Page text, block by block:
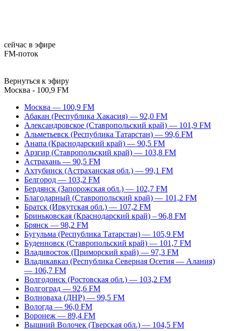
сейчас в эфире
FM-поток
Вернуться к эфиру
Москва - 100,9 FM
Москва — 100,9 FM
Абакан (Республика Хакасия) — 92,0 FM
Александровское (Ставропольский край) — 101,9 FM
Альметьевск (Республика Татарстан) — 99,6 FM
Анапа (Краснодарский край) — 90,5 FM
Арзгир (Ставропольский край) — 103,8 FM
Астрахань — 90,5 FM
Ахтубинск (Астраханская обл.) — 99,1 FM
Белгород — 103,2 FM
Бердянск (Запорожская обл.) — 102,7 FM
Благодарный (Ставропольский край) — 101,2 FM
Братск (Иркутская обл.) — 107,2 FM
Бриньковская (Краснодарский край) – 96,8 FM
Брянск — 98,2 FM
Бугульма (Республика Татарстан) — 105,9 FM
Буденновск (Ставропольский край) — 101,7 FM
Владивосток (Приморский край) — 97,3 FM
Владикавказ (Республика Северная Осетия — Алания)
— 106,7 FM
Волгодонск (Ростовская обл.) — 103,2 FM
Волгоград — 92,6 FM
Волноваха (ДНР) — 99,5 FM
Вологда — 96,0 FM
Воронеж — 89,4 FM
Вышний Волочек (Тверская обл.) — 104,5 FM